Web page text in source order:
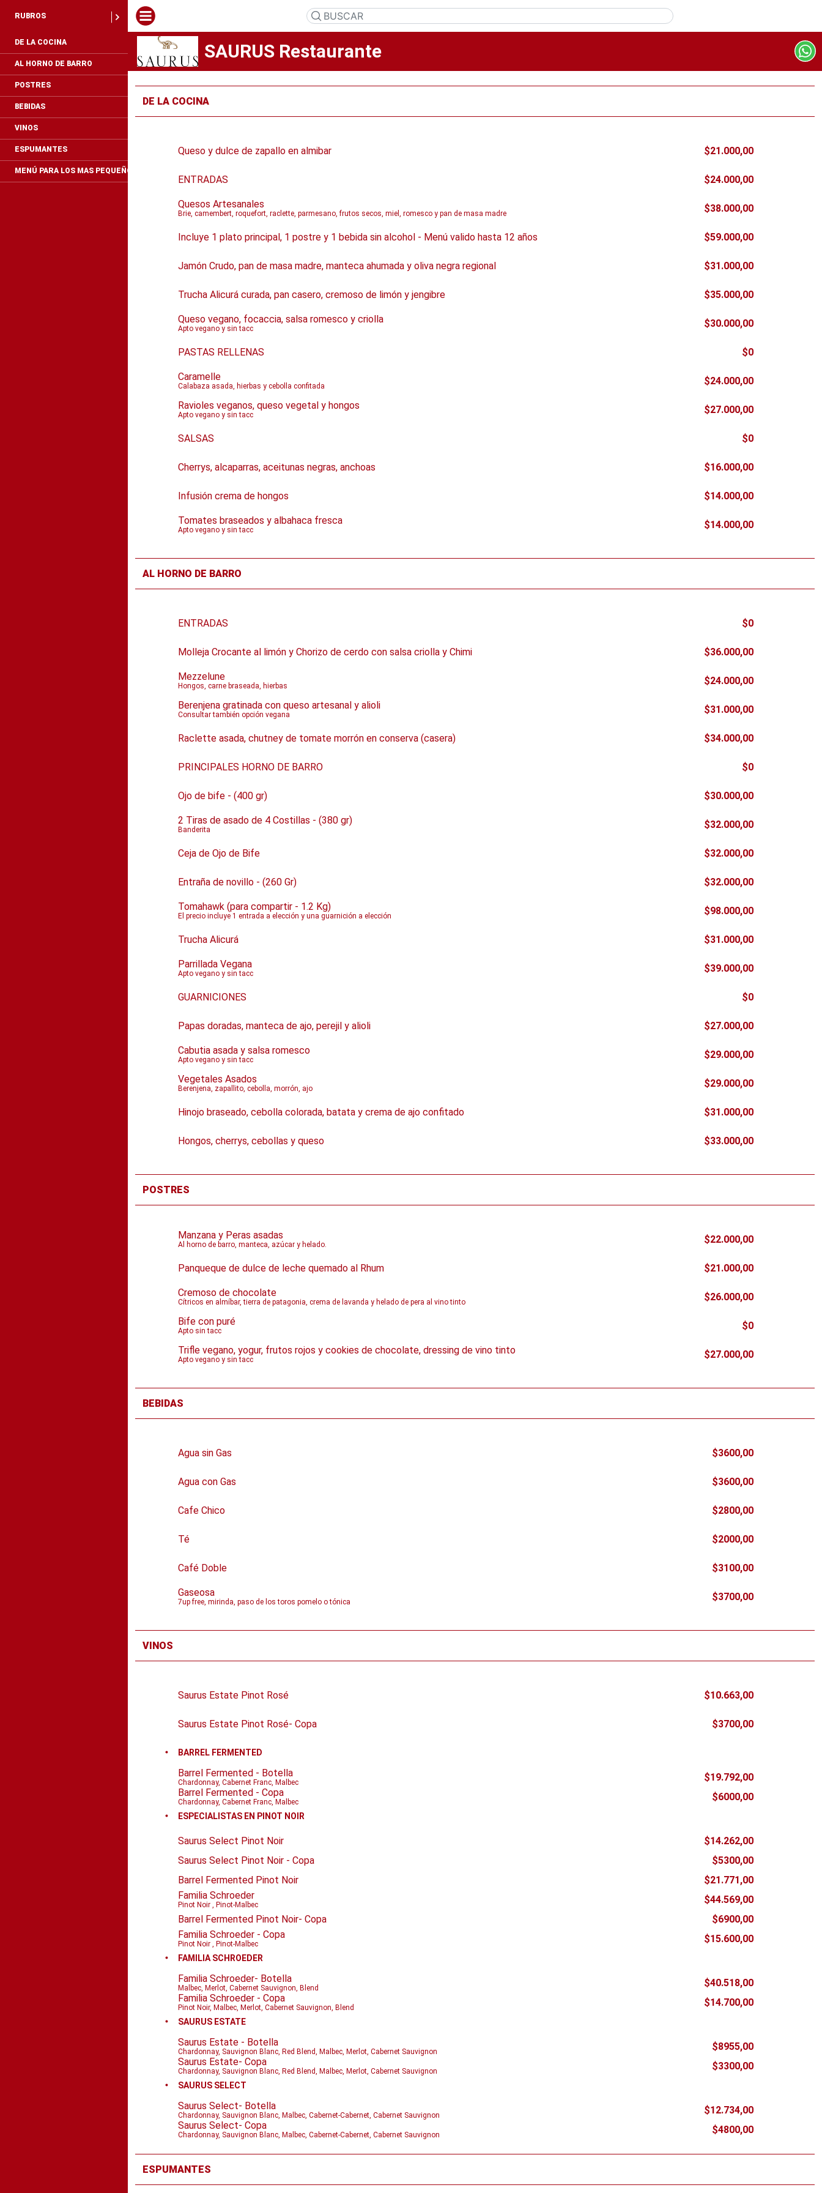
RUBROS
DE LA COCINA
AL HORNO DE BARRO
POSTRES
BEBIDAS
VINOS
ESPUMANTES
MENÚ PARA LOS MAS PEQUEÑOS
SAURUS Restaurante
DE LA COCINA
Queso y dulce de zapallo en almibar $21.000,00
ENTRADAS $24.000,00
Quesos Artesanales
Brie, camembert, roquefort, raclette, parmesano, frutos secos, miel, romesco y pan de masa madre $38.000,00
Incluye 1 plato principal, 1 postre y 1 bebida sin alcohol - Menú valido hasta 12 años $59.000,00
Jamón Crudo, pan de masa madre, manteca ahumada y oliva negra regional $31.000,00
Trucha Alicurá curada, pan casero, cremoso de limón y jengibre $35.000,00
Queso vegano, focaccia, salsa romesco y criolla
Apto vegano y sin tacc $30.000,00
PASTAS RELLENAS $0
Caramelle
Calabaza asada, hierbas y cebolla confitada $24.000,00
Ravioles veganos, queso vegetal y hongos
Apto vegano y sin tacc $27.000,00
SALSAS $0
Cherrys, alcaparras, aceitunas negras, anchoas $16.000,00
Infusión crema de hongos $14.000,00
Tomates braseados y albahaca fresca
Apto vegano y sin tacc $14.000,00
AL HORNO DE BARRO
ENTRADAS $0
Molleja Crocante al limón y Chorizo de cerdo con salsa criolla y Chimi $36.000,00
Mezzelune
Hongos, carne braseada, hierbas $24.000,00
Berenjena gratinada con queso artesanal y alioli
Consultar también opción vegana $31.000,00
Raclette asada, chutney de tomate morrón en conserva (casera) $34.000,00
PRINCIPALES HORNO DE BARRO $0
Ojo de bife - (400 gr) $30.000,00
2 Tiras de asado de 4 Costillas - (380 gr)
Banderita $32.000,00
Ceja de Ojo de Bife $32.000,00
Entraña de novillo - (260 Gr) $32.000,00
Tomahawk (para compartir - 1.2 Kg)
El precio incluye 1 entrada a elección y una guarnición a elección $98.000,00
Trucha Alicurá $31.000,00
Parrillada Vegana
Apto vegano y sin tacc $39.000,00
GUARNICIONES $0
Papas doradas, manteca de ajo, perejil y alioli $27.000,00
Cabutia asada y salsa romesco
Apto vegano y sin tacc $29.000,00
Vegetales Asados
Berenjena, zapallito, cebolla, morrón, ajo $29.000,00
Hinojo braseado, cebolla colorada, batata y crema de ajo confitado $31.000,00
Hongos, cherrys, cebollas y queso $33.000,00
POSTRES
Manzana y Peras asadas
Al horno de barro, manteca, azúcar y helado. $22.000,00
Panqueque de dulce de leche quemado al Rhum $21.000,00
Cremoso de chocolate
Cítricos en almíbar, tierra de patagonia, crema de lavanda y helado de pera al vino tinto $26.000,00
Bife con puré
Apto sin tacc $0
Trifle vegano, yogur, frutos rojos y cookies de chocolate, dressing de vino tinto
Apto vegano y sin tacc $27.000,00
BEBIDAS
Agua sin Gas $3600,00
Agua con Gas $3600,00
Cafe Chico $2800,00
Té $2000,00
Café Doble $3100,00
Gaseosa
7up free, mirinda, paso de los toros pomelo o tónica $3700,00
VINOS
Saurus Estate Pinot Rosé $10.663,00
Saurus Estate Pinot Rosé- Copa $3700,00
BARREL FERMENTED
Barrel Fermented - Botella
Chardonnay, Cabernet Franc, Malbec
$19.792,00
Barrel Fermented - Copa
Chardonnay, Cabernet Franc, Malbec $6000,00
ESPECIALISTAS EN PINOT NOIR
Saurus Select Pinot Noir
$14.262,00
Saurus Select Pinot Noir - Copa
$5300,00
Barrel Fermented Pinot Noir
$21.771,00
Familia Schroeder
Pinot Noir , Pinot-Malbec
$44.569,00
Barrel Fermented Pinot Noir- Copa
$6900,00
Familia Schroeder - Copa
Pinot Noir , Pinot-Malbec $15.600,00
FAMILIA SCHROEDER
Familia Schroeder- Botella
Malbec, Merlot, Cabernet Sauvignon, Blend
$40.518,00
Familia Schroeder - Copa
Pinot Noir, Malbec, Merlot, Cabernet Sauvignon, Blend $14.700,00
SAURUS ESTATE
Saurus Estate - Botella
Chardonnay, Sauvignon Blanc, Red Blend, Malbec, Merlot, Cabernet Sauvignon
$8955,00
Saurus Estate- Copa
Chardonnay, Sauvignon Blanc, Red Blend, Malbec, Merlot, Cabernet Sauvignon $3300,00
SAURUS SELECT
Saurus Select- Botella
Chardonnay, Sauvignon Blanc, Malbec, Cabernet-Cabernet, Cabernet Sauvignon
$12.734,00
Saurus Select- Copa
Chardonnay, Sauvignon Blanc, Malbec, Cabernet-Cabernet, Cabernet Sauvignon $4800,00
ESPUMANTES